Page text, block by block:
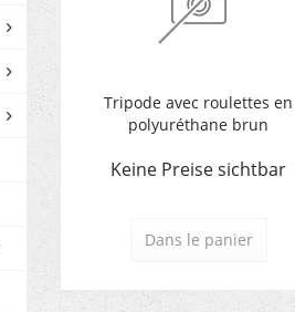
Tripode avec roulettes en
polyuréthane brun
Keine Preise sichtbar
Dans le panier